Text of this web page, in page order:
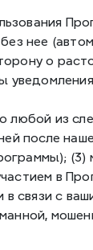
нее
о
любой из
после
(3)
в
связи с